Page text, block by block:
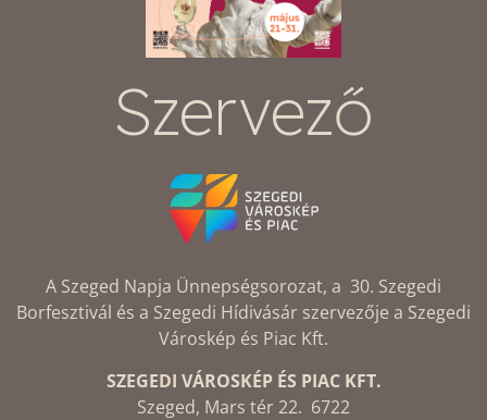
Szervező
A Szeged Napja Ünnepségsorozat, a 30. Szegedi
Borfesztivál és a Szegedi Hídivásár szervezője a Szegedi
Városkép és Piac Kft.
SZEGEDI VÁROSKÉP ÉS PIAC KFT.
Szeged, Mars tér 22. 6722